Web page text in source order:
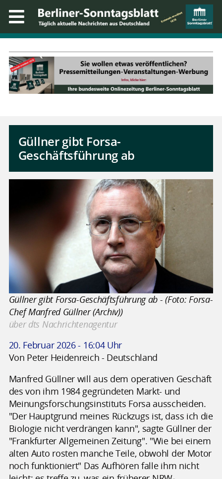
Güllner gibt Forsa-
Geschäftsführung ab
Güllner gibt Forsa-Geschäftsführung ab - (Foto: Forsa-
Chef Manfred Güllner (Archiv))
über dts Nachrichtenagentur
20. Februar 2026 - 16:04 Uhr
Von Peter Heidenreich - Deutschland
Manfred Güllner will aus dem operativen Geschäft
des von ihm 1984 gegründeten Markt- und
Meinungsforschungsinstituts Forsa ausscheiden.
"Der Hauptgrund meines Rückzugs ist, dass ich die
Biologie nicht verdrängen kann", sagte Güllner der
"Frankfurter Allgemeinen Zeitung". "Wie bei einem
alten Auto rosten manche Teile, obwohl der Motor
noch funktioniert" Das Aufhören falle ihm nicht